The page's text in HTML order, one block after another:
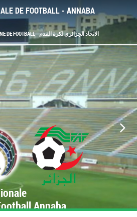
DE FOOTBALL - ANNABA
FÉDÉRATION ALGÉRIENNE DE FOOTBALL - الاتحاد الجزائري لكرة القدم
Annaba